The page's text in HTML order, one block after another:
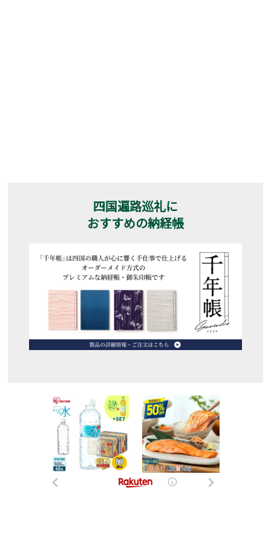
四国遍路巡礼に
おすすめの納経帳